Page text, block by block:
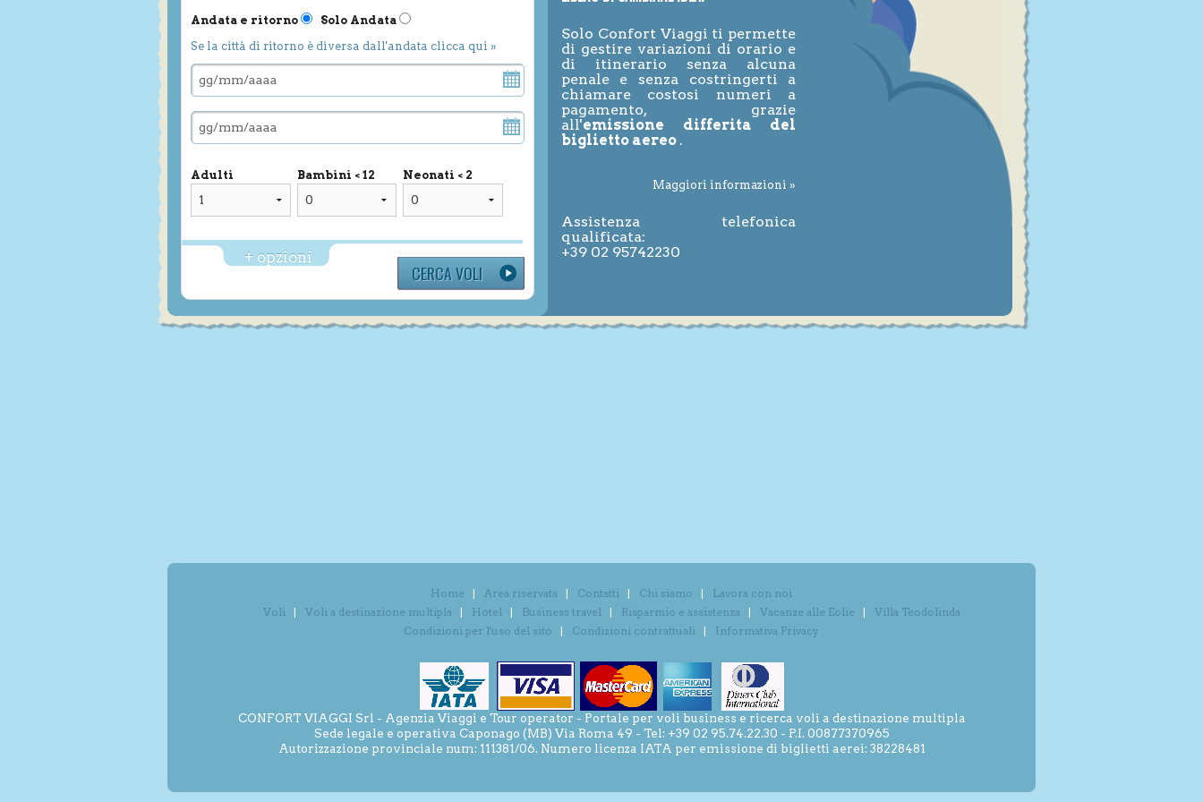
Andata e ritorno
Solo Andata
Se la città di ritorno è diversa dall'andata clicca qui »
Adulti Bambini < 12 Neonati < 2
+ opzioni
Solo Confort Viaggi ti permette
di gestire variazioni di orario e
di itinerario senza alcuna
penale e senza costringerti a
chiamare costosi numeri a
pagamento, grazie
all'emissione differita del
biglietto aereo .
Maggiori informazioni »
Assistenza telefonica
qualificata:
+39 02 95742230
Home Area riservata Contatti Chi siamo
Lavora con noi
Voli
Voli a destinazione multipla Hotel Business travel Risparmio e assistenza Vacanze alle Eolie
Villa Teodolinda
Condizioni per l'uso del sito
Condizioni contrattuali Informativa Privacy
CONFORT VIAGGI Srl - Agenzia Viaggi e Tour operator - Portale per voli business e ricerca voli a destinazione multipla
Sede legale e operativa Caponago (MB) Via Roma 49 - Tel: +39 02 95.74.22.30 - P.I. 00877370965
Autorizzazione provinciale num: 111381/06. Numero licenza IATA per emissione di biglietti aerei: 38228481